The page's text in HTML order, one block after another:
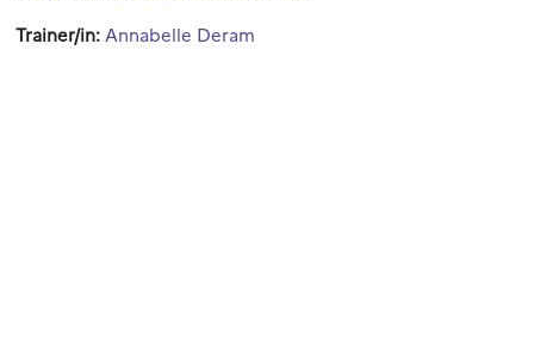
Trainer/in: Annabelle Deram